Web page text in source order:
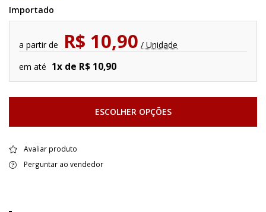
Importado
a partir de R$ 10,90 / Unidade
em até 1x de R$ 10,90
ESCOLHER OPÇÕES
Avaliar produto
Perguntar ao vendedor